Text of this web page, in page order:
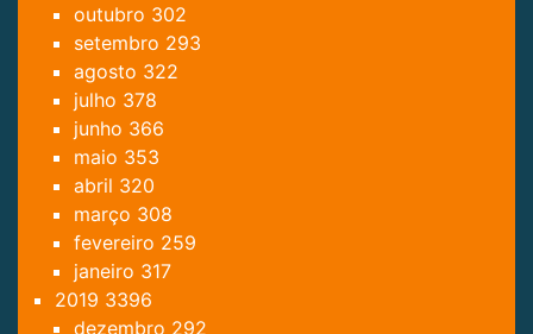
outubro 302
setembro 293
agosto 322
julho 378
junho 366
maio 353
abril 320
março 308
fevereiro 259
janeiro 317
2019 3396
dezembro 292